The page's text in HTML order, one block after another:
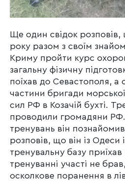
Ще один свідок розповів,
року разом з своїм
Криму пройти курс
загальну фізичну
поїхав до Севастополя, а
частини бригади
сил РФ в Козачій бухті.
проводили громадяни РФ.
тренувань він
розповів, що він із Одеси
тренувальну базу
тренуванні участі не
осколкове поранення в